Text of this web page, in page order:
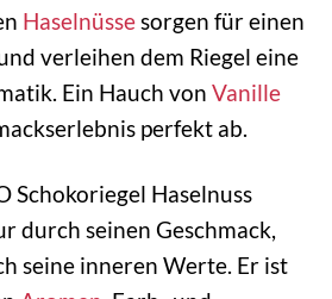
Haselnüsse sorgen für einen
verleihen dem Riegel eine
Ein Hauch von Vanille
perfekt ab.
Schokoriegel Haselnuss
durch seinen Geschmack,
seine inneren Werte. Er ist